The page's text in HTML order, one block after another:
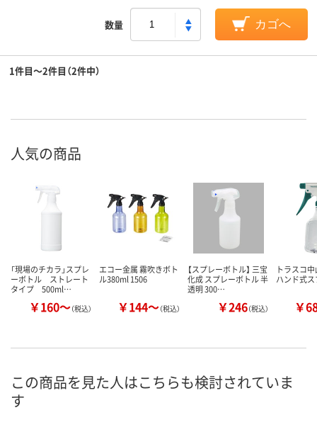
数量 カゴへ
1件目～2件目（2件中）
人気の商品
「現場のチカラ」スプレ
ーボトル ストレート
タイプ 500ml…
￥160～（税込）
エコー金属 霧吹きボト
ル380ml 1506
￥144～（税込）
【スプレーボトル】 三宝
化成 スプレーボトル 半
透明 300…
￥246（税込）
トラスコ
ハンド式
￥
この商品を見た人はこちらも検討されていま
す